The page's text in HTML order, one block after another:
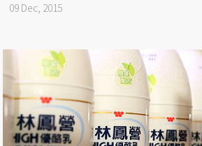
09 Dec, 2015